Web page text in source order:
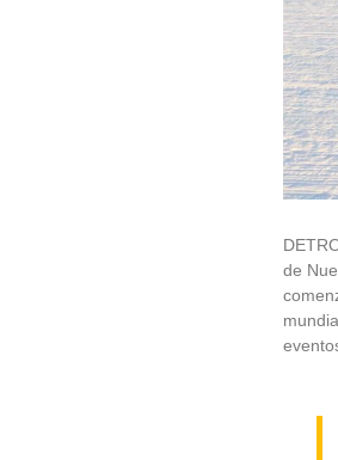
de